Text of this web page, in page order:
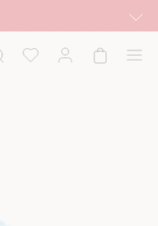
oraz na kappahl.com. Ofert